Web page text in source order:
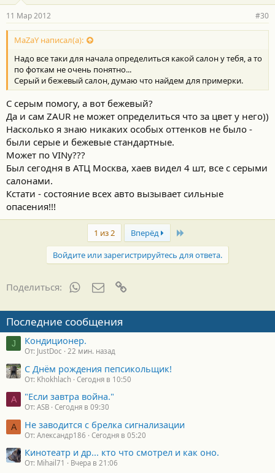
11 Мар 2012 #30
MaZaY написал(а):
Надо все таки для начала определиться какой салон у тебя, а то
по фоткам не очень понятно...
Серый и бежевый салон, думаю что найдем для примерки.
С серым помогу, а вот бежевый?
Да и сам ZAUR не может определиться что за цвет у него))
Насколько я знаю никаких особых оттенков не было -
были серые и бежевые стандартные.
Может по VINу???
Был сегодня в АТЦ Москва, хаев видел 4 шт, все с серыми
салонами.
Кстати - состояние всех авто вызывает сильные
опасения!!!
1 из 2 Вперёд Last
Войдите или зарегистрируйтесь для ответа.
Поделиться: WhatsAppЭлектронная почта
Последние сообщения
J Кондиционер.
От: JustDoc 22 мин. назад
С Днём рождения пепсикольщик!
От: Khokhlach Сегодня в 10:50
A "Если завтра война."
От: ASB Сегодня в 09:30
А Не заводится с брелка сигнализации
От: Александр186 Сегодня в 05:20
Кинотеатр и др... кто что смотрел и как оно.
От: Mihail71 Вчера в 21:06